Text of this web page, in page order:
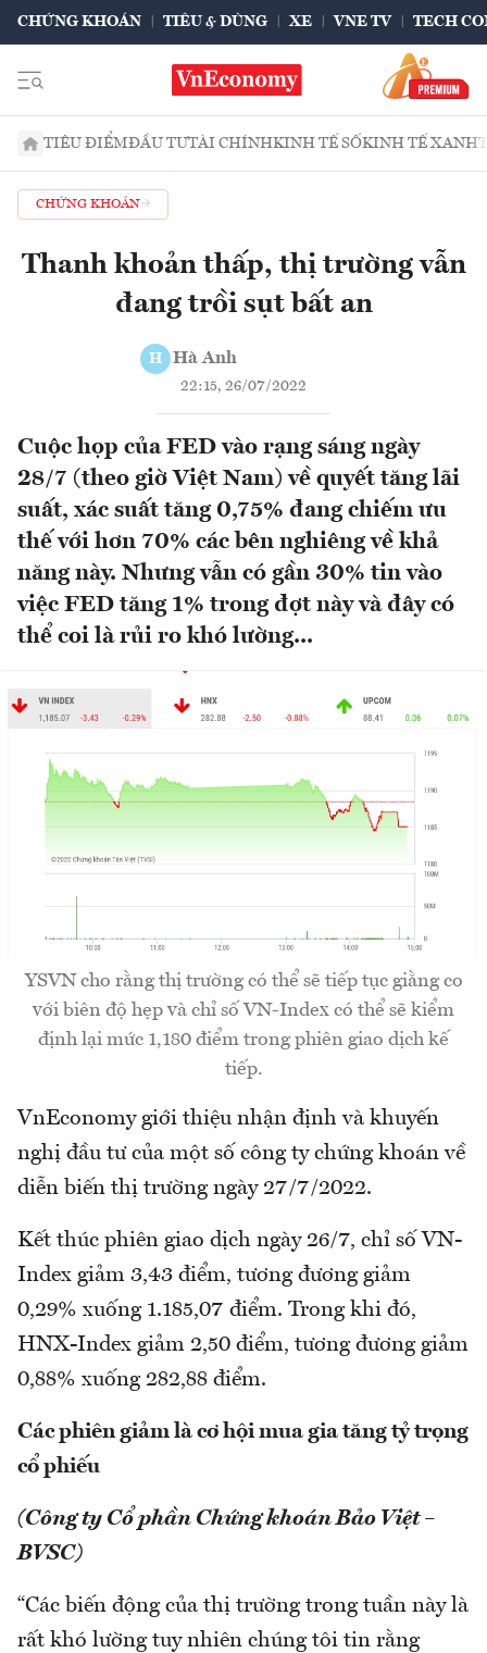
CHỨNG KHOÁN TIÊU & DÙNG XE VNE TV TECH
TIÊU ĐIỂMĐẦU TƯTÀI CHÍNHKINH TẾ SỐKINH TẾ XANH
CHỨNG KHOÁN
Thanh khoản thấp, thị trường vẫn
đang trồi sụt bất an
H Hà Anh
22:15, 26/07/2022
Cuộc họp của FED vào rạng sáng ngày
28/7 (theo giờ Việt Nam) về quyết tăng lãi
suất, xác suất tăng 0,75% đang chiếm ưu
thế với hơn 70% các bên nghiêng về khả
năng này. Nhưng vẫn có gần 30% tin vào
việc FED tăng 1% trong đợt này và đây có
thể coi là rủi ro khó lường...
YSVN cho rằng thị trường có thể sẽ tiếp tục giằng co
với biên độ hẹp và chỉ số VN-Index có thể sẽ kiểm
định lại mức 1,180 điểm trong phiên giao dịch kế
tiếp.
VnEconomy giới thiệu nhận định và khuyến
nghị đầu tư của một số công ty chứng khoán về
diễn biến thị trường ngày 27/7/2022.
Kết thúc phiên giao dịch ngày 26/7, chỉ số VN-
Index giảm 3,43 điểm, tương đương giảm
0,29% xuống 1.185,07 điểm. Trong khi đó,
HNX-Index giảm 2,50 điểm, tương đương giảm
0,88% xuống 282,88 điểm.
Các phiên giảm là cơ hội mua gia tăng tỷ trọng
cổ phiếu
(Công ty Cổ phần Chứng khoán Bảo Việt –
BVSC)
“Các biến động của thị trường trong tuần này là
rất khó lường tuy nhiên chúng tôi tin rằng